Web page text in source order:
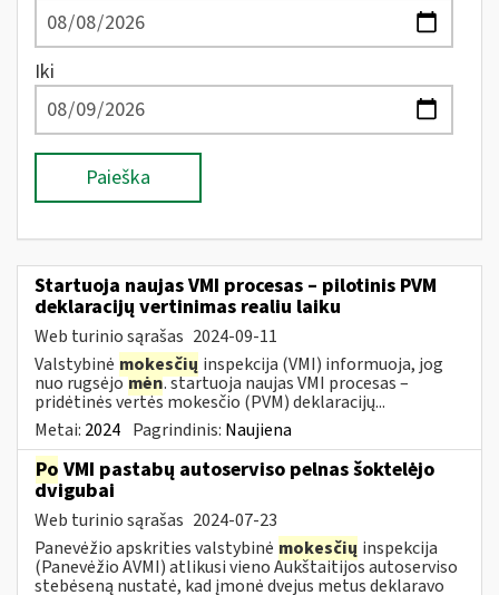
Iki
Paieška
Startuoja naujas VMI procesas – pilotinis PVM
deklaracijų vertinimas realiu laiku
Web turinio sąrašas 2024-09-11
Valstybinė mokesčių inspekcija (VMI) informuoja, jog
nuo rugsėjomėn. startuoja naujas VMI procesas –
pridėtinės vertės mokesčio (PVM) deklaracijų...
Metai: 2024 Pagrindinis: Naujiena
Po VMI pastabų autoserviso pelnas šoktelėjo
dvigubai
Web turinio sąrašas 2024-07-23
Panevėžio apskrities valstybinė mokesčių inspekcija
(Panevėžio AVMI) atlikusi vieno Aukštaitijos autoserviso
stebėseną nustatė, kad įmonė dvejus metus deklaravo